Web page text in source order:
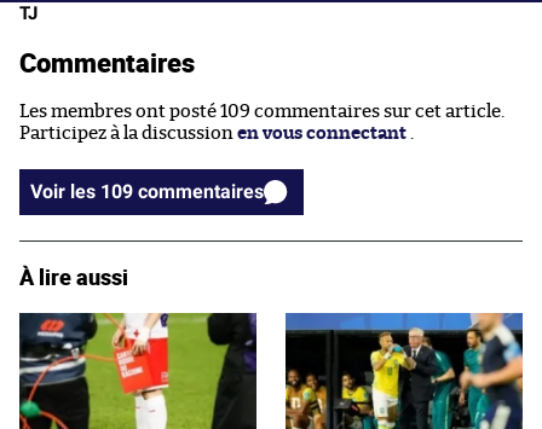
TJ
Commentaires
Les membres ont posté 109 commentaires sur cet article.
Participez à la discussion en vous connectant
Voir les 109 commentaires
À lire aussi